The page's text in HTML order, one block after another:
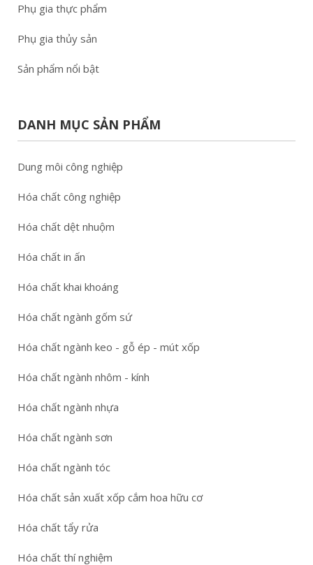
Phụ gia thực phẩm
Phụ gia thủy sản
Sản phẩm nổi bật
DANH MỤC SẢN PHẨM
Dung môi công nghiệp
Hóa chất công nghiệp
Hóa chất dệt nhuộm
Hóa chất in ấn
Hóa chất khai khoáng
Hóa chất ngành gốm sứ
Hóa chất ngành keo - gỗ ép - mút xốp
Hóa chất ngành nhôm - kính
Hóa chất ngành nhựa
Hóa chất ngành sơn
Hóa chất ngành tóc
Hóa chất sản xuất xốp cắm hoa hữu cơ
Hóa chất tẩy rửa
Hóa chất thí nghiệm